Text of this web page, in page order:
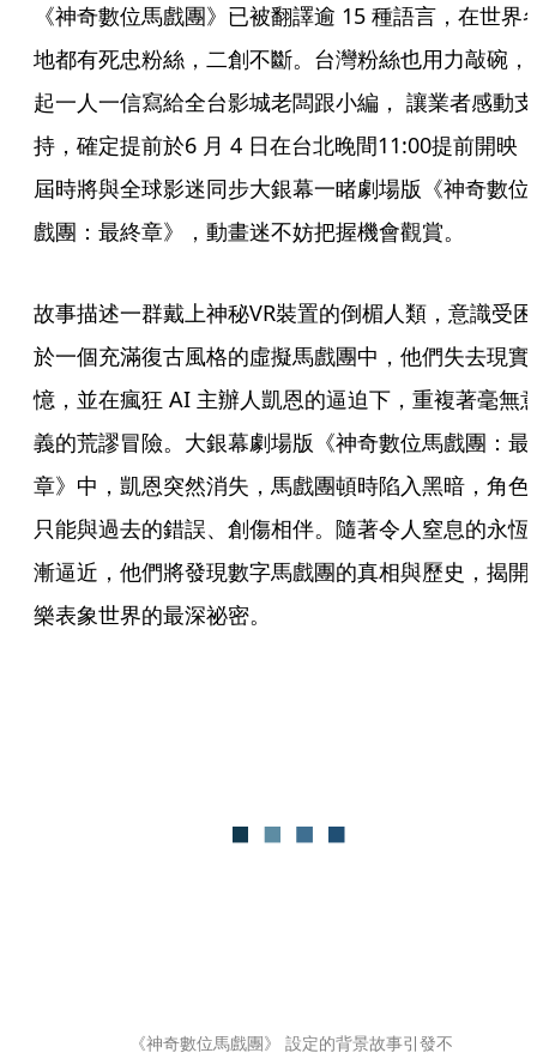
《神奇數位馬戲團》已被翻譯逾 15 種語言，在世界
地都有死忠粉絲，二創不斷。台灣粉絲也用力敲碗，
起一人一信寫給全台影城老闆跟小編， 讓業者感動支
持，確定提前於6 月 4 日在台北晚間11:00提前開映
屆時將與全球影迷同步大銀幕一睹劇場版《神奇數位
戲團：最終章》，動畫迷不妨把握機會觀賞。
故事描述一群戴上神秘VR裝置的倒楣人類，意識受困
於一個充滿復古風格的虛擬馬戲團中，他們失去現實
憶，並在瘋狂 AI 主辦人凱恩的逼迫下，重複著毫無
義的荒謬冒險。大銀幕劇場版《神奇數位馬戲團：最
章》中，凱恩突然消失，馬戲團頓時陷入黑暗，角色
只能與過去的錯誤、創傷相伴。隨著令人窒息的永恆
漸逼近，他們將發現數字馬戲團的真相與歷史，揭開
樂表象世界的最深祕密。
《神奇數位馬戲團》 設定的背景故事引發不